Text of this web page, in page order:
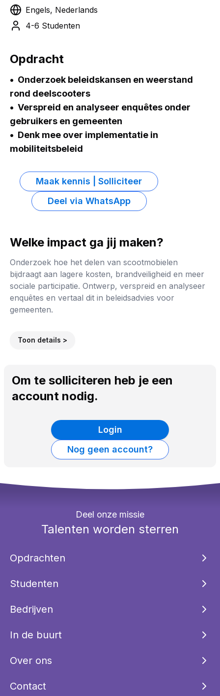
Engels, Nederlands
4-6 Studenten
Opdracht
Onderzoek beleidskansen en weerstand
rond deelscooters
Verspreid en analyseer enquêtes onder
gebruikers en gemeenten
Denk mee over implementatie in
mobiliteitsbeleid
Maak kennis | Solliciteer
Deel via WhatsApp
Welke impact ga jij maken?
Onderzoek hoe het delen van scootmobielen
bijdraagt aan lagere kosten, brandveiligheid en meer
sociale participatie. Ontwerp, verspreid en analyseer
enquêtes en vertaal dit in beleidsadvies voor
gemeenten.
Toon details >
Om te solliciteren heb je een
account nodig.
Login
Nog geen account?
Deel onze missie
Talenten worden sterren
Opdrachten
Studenten
Bedrijven
In de buurt
Over ons
Contact